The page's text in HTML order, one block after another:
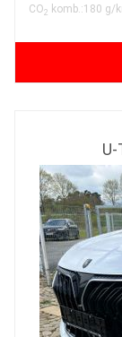
CO2 komb.:180 g/